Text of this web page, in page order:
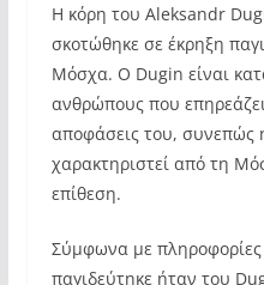
H κόρη του Aleksandr
σκοτώθηκε σε έκρηξη
Μόσχα. O Dugin είναι
ανθρώπους που
αποφάσεις του, συνεπώς
χαρακτηριστεί από τη
επίθεση.
Σύμφωνα με πληροφορίες
παγιδεύτηκε ήταν του